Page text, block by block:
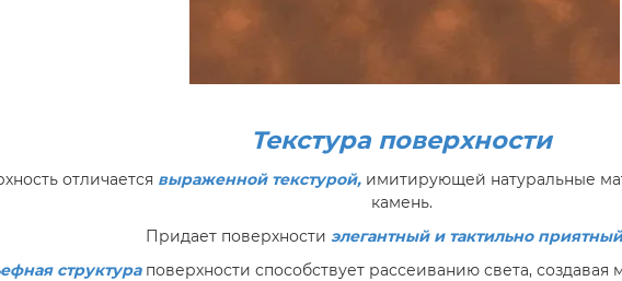
Текстура поверхности
отличается выраженной текстурой, имитирующей натуральные
камень.
Придает поверхности элегантный и тактильно
структураповерхности способствует рассеиванию света,